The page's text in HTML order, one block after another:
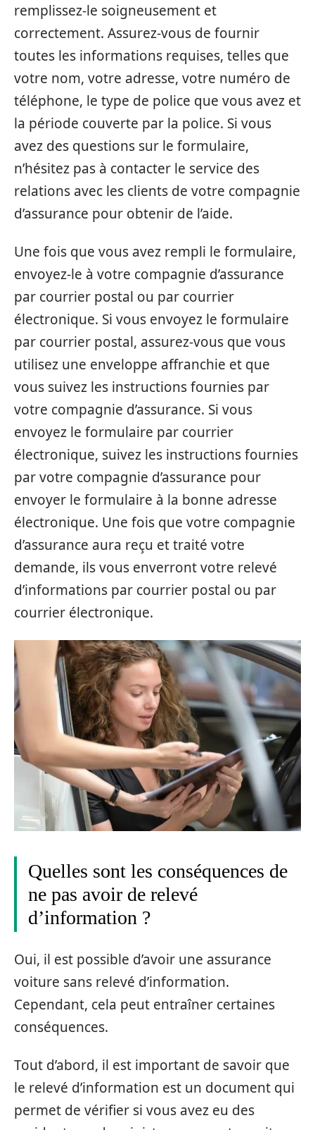
remplissez-le soigneusement et
correctement. Assurez-vous de fournir
toutes les informations requises, telles que
votre nom, votre adresse, votre numéro de
téléphone, le type de police que vous avez et
la période couverte par la police. Si vous
avez des questions sur le formulaire,
n’hésitez pas à contacter le service des
relations avec les clients de votre compagnie
d’assurance pour obtenir de l’aide.
Une fois que vous avez rempli le formulaire,
envoyez-le à votre compagnie d’assurance
par courrier postal ou par courrier
électronique. Si vous envoyez le formulaire
par courrier postal, assurez-vous que vous
utilisez une enveloppe affranchie et que
vous suivez les instructions fournies par
votre compagnie d’assurance. Si vous
envoyez le formulaire par courrier
électronique, suivez les instructions fournies
par votre compagnie d’assurance pour
envoyer le formulaire à la bonne adresse
électronique. Une fois que votre compagnie
d’assurance aura reçu et traité votre
demande, ils vous enverront votre relevé
d’informations par courrier postal ou par
courrier électronique.
Quelles sont les conséquences de
ne pas avoir de relevé
d’information ?
Oui, il est possible d’avoir une assurance
voiture sans relevé d’information.
Cependant, cela peut entraîner certaines
conséquences.
Tout d’abord, il est important de savoir que
le relevé d’information est un document qui
permet de vérifier si vous avez eu des